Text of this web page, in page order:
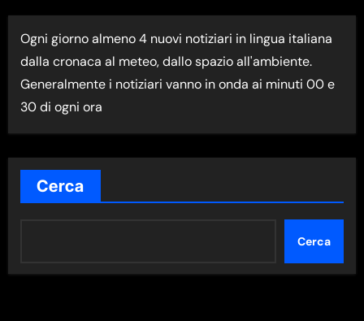
M
A
N
E
W
S
E
A
Ogni giorno almeno 4 nuovi notiziari in lingua italiana
dalla cronaca al meteo, dallo spazio all'ambiente.
Generalmente i notiziari vanno in onda ai minuti 00 e
30 di ogni ora
Cerca
Cerca